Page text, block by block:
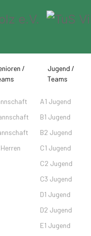
/
Jugend /
Teams
A1 Jugend
B1 Jugend
B2 Jugend
C1 Jugend
C2 Jugend
C3 Jugend
D1 Jugend
D2 Jugend
E1 Jugend